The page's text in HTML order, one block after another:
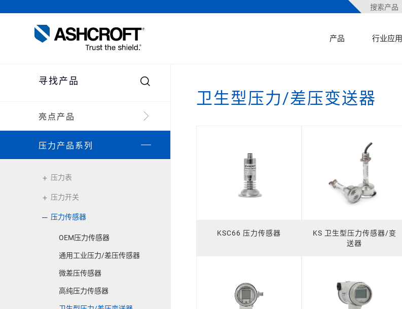
产品 行业应用

亮点产品
压力产品系列
压力表
压力开关
压力传感器
OEM压力传感器
通用工业压力/差压传感器
微差压传感器
高纯压力传感器
卫生型压力/差压变送器
KSC66 压力传感器
KS 卫生型压力传感器/变
送器